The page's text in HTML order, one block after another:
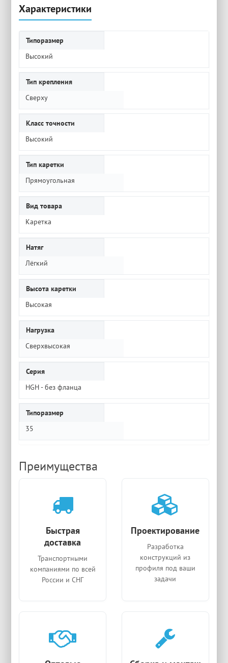
Характеристики
Типоразмер
Высокий
Тип крепления
Сверху
Класс точности
Высокий
Тип каретки
Прямоугольная
Вид товара
Каретка
Натяг
Лёгкий
Высота каретки
Высокая
Нагрузка
Сверхвысокая
Серия
HGH - без фланца
Типоразмер
35
Преимущества
Быстрая
доставка
Транспортными
компаниями по всей
России и СНГ
Проектирование
Разработка
конструкций из
профиля под ваши
задачи